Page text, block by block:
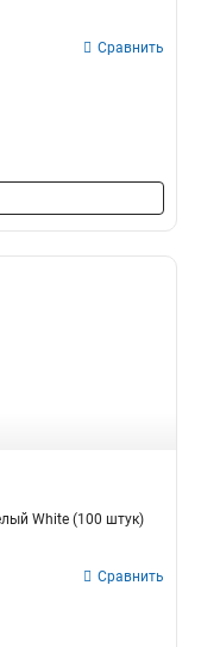
Сравнить
White (100 штук)
Сравнить